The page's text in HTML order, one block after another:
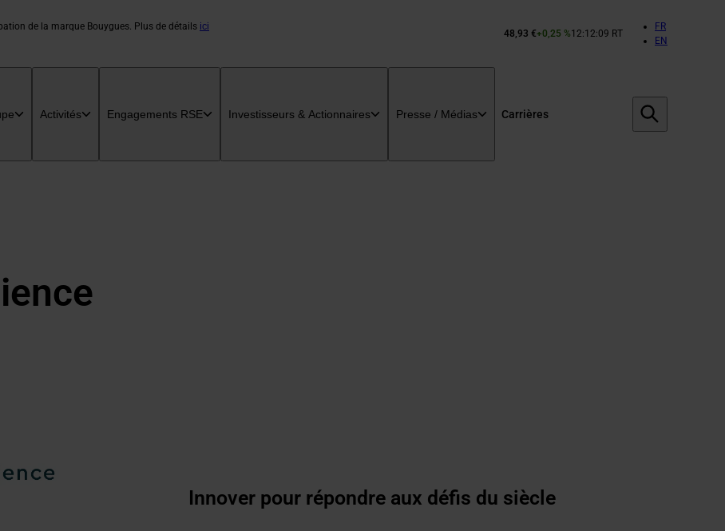
de la marque Bouygues. Plus de détails ici
Cours
48,93 €+0,25 %12:12:09 RT
FR
EN
Activités Engagements RSE Investisseurs & Actionnaires Presse / Médias Carrières
Innover pour répondre aux défis du siècle